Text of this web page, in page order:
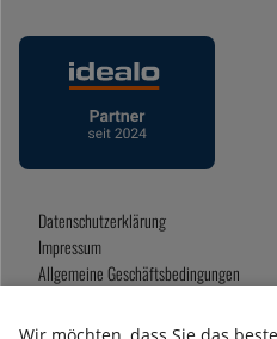
Datenschutzerklärung
Impressum
Allgemeine Geschäftsbedingungen